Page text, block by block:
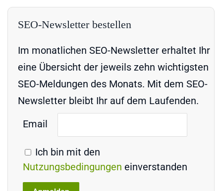
SEO-Newsletter bestellen
Im monatlichen SEO-Newsletter erhaltet Ihr
eine Übersicht der jeweils zehn wichtigsten
SEO-Meldungen des Monats. Mit dem SEO-
Newsletter bleibt Ihr auf dem Laufenden.
Email
Ich bin mit den
Nutzungsbedingungen einverstanden